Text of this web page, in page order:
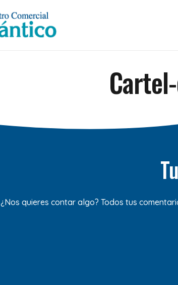
¿Nos quieres contar algo? Todos tus